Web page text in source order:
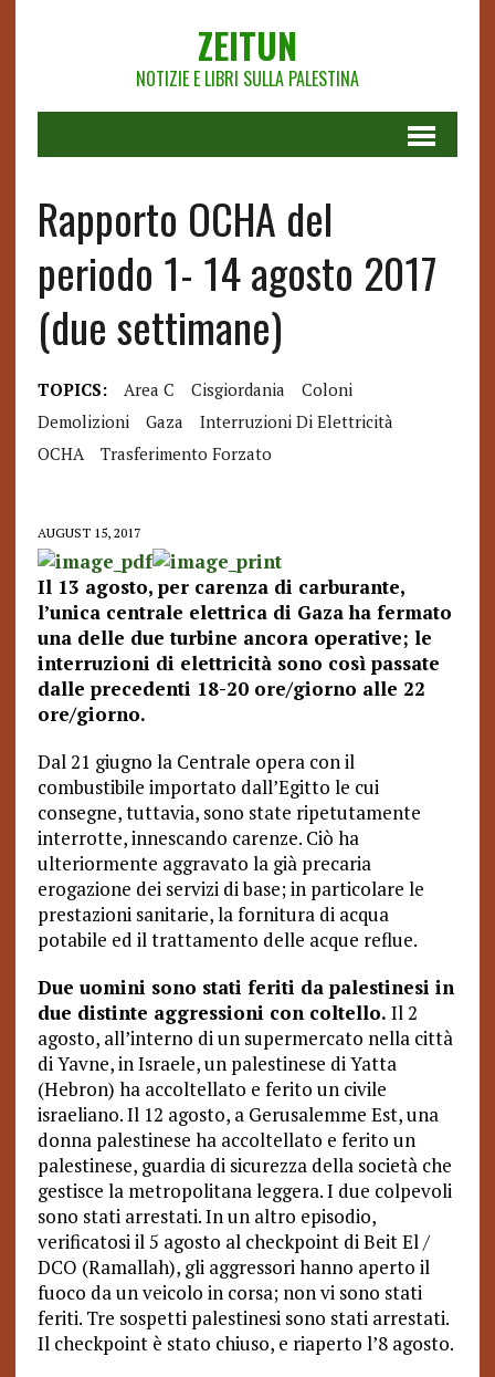
ZEITUN
NOTIZIE E LIBRI SULLA PALESTINA
Rapporto OCHA del
periodo 1- 14 agosto 2017
(due settimane)
TOPICS: Area C Cisgiordania
Coloni
Demolizioni
Gaza
Interruzioni Di Elettricità
OCHA
Trasferimento Forzato
AUGUST 15, 2017
Il 13 agosto, per carenza di carburante,
l’unica centrale elettrica di Gaza ha fermato
una delle due turbine ancora operative; le
interruzioni di elettricità sono così passate
dalle precedenti 18-20 ore/giorno alle 22
ore/giorno.
Dal 21 giugno la Centrale opera con il
combustibile importato dall’Egitto le cui
consegne, tuttavia, sono state ripetutamente
interrotte, innescando carenze. Ciò ha
ulteriormente aggravato la già precaria
erogazione dei servizi di base; in particolare le
prestazioni sanitarie, la fornitura di acqua
potabile ed il trattamento delle acque reflue.
Due uomini sono stati feriti da palestinesi in
due distinte aggressioni con coltello. Il 2
agosto, all’interno di un supermercato nella città
di Yavne, in Israele, un palestinese di Yatta
(Hebron) ha accoltellato e ferito un civile
israeliano. Il 12 agosto, a Gerusalemme Est, una
donna palestinese ha accoltellato e ferito un
palestinese, guardia di sicurezza della società che
gestisce la metropolitana leggera. I due colpevoli
sono stati arrestati. In un altro episodio,
verificatosi il 5 agosto al checkpoint di Beit El /
DCO (Ramallah), gli aggressori hanno aperto il
fuoco da un veicolo in corsa; non vi sono stati
feriti. Tre sospetti palestinesi sono stati arrestati.
Il checkpoint è stato chiuso, e riaperto l’8 agosto.